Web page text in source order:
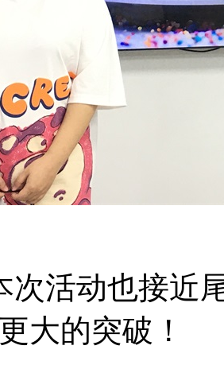
次活动也接近
大的突破！